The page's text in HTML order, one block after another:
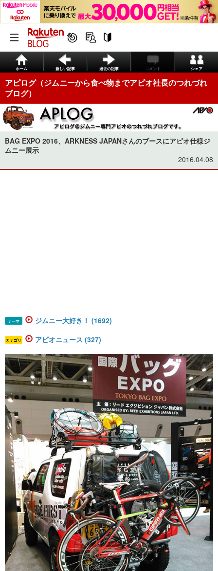
ホーム 新しい記事 過去の記事 コメント シェア
アピログ（ジムニーから食べ物までアピオ社長のつれづれ
ブログ）
BAG EXPO 2016、ARKNESS JAPANさんのブースにアピオ仕様ジ
ムニー展示
2016.04.08
テーマ ジムニー大好き！ (1692)
カテゴリ アピオニュース (327)